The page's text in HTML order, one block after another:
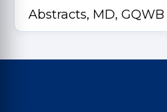
Abstracts, MD, GQWB